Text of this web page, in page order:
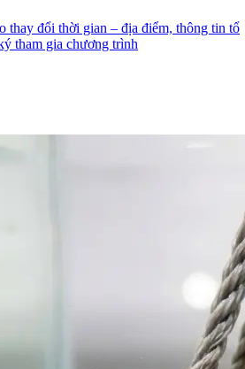
thay đổi thời gian – địa điểm, thông tin tổ
tham gia chương trình